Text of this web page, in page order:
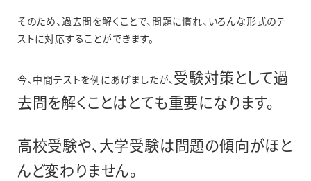
そのため、過去問を解くことで、問題に慣れ、いろんな形式のテ
ストに対応することができます。
今、中間テストを例にあげましたが、受験対策として過
去問を解くことはとても重要になります。
高校受験や、大学受験は問題の傾向がほと
んど変わりません。